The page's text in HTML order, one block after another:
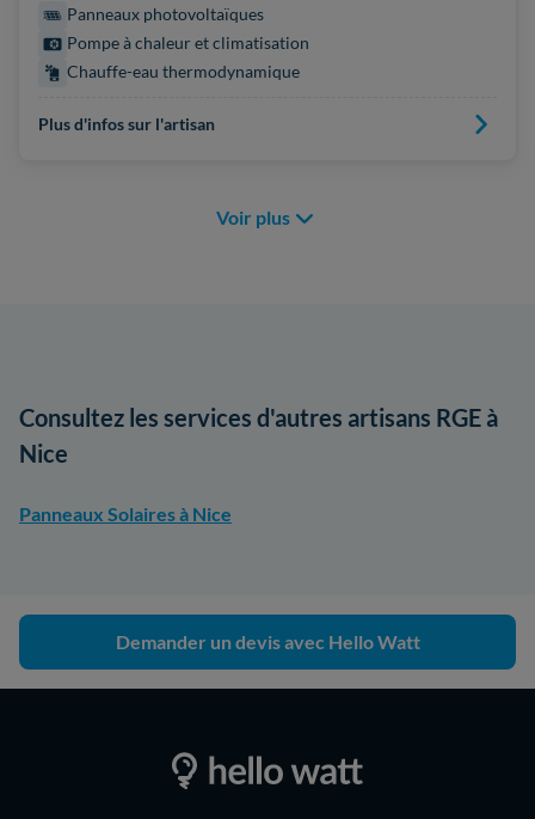
Panneaux photovoltaïques
Pompe à chaleur et climatisation
Chauffe-eau thermodynamique
Plus d'infos sur l'artisan
Voir plus
Consultez les services d'autres artisans RGE à
Nice
Panneaux Solaires à Nice
Demander un devis avec Hello Watt